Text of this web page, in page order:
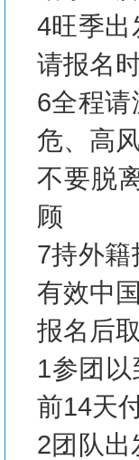
4旺季出
请报名
6全程
危、高
不要脱
顾
7持外
有效中
报名后
1参团
前14天
2团队